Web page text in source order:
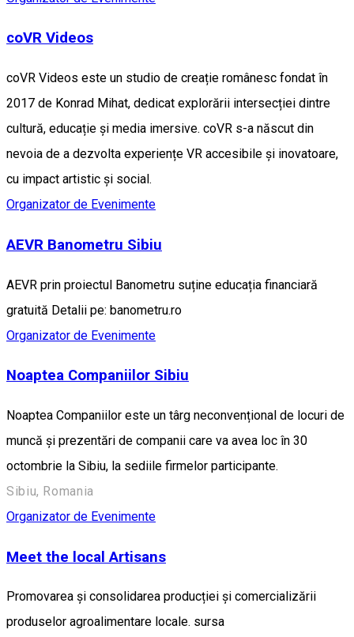
coVR Videos
coVR Videos este un studio de creație românesc fondat în
2017 de Konrad Mihat, dedicat explorării intersecției dintre
cultură, educație și media imersive. coVR s-a născut din
nevoia de a dezvolta experiențe VR accesibile și inovatoare,
cu impact artistic și social.
Organizator de Evenimente
AEVR Banometru Sibiu
AEVR prin proiectul Banometru suține educația financiară
gratuită Detalii pe: banometru.ro
Organizator de Evenimente
Noaptea Companiilor Sibiu
Noaptea Companiilor este un târg neconvențional de locuri de
muncă și prezentări de companii care va avea loc în 30
octombrie la Sibiu, la sediile firmelor participante.
Sibiu, Romania
Organizator de Evenimente
Meet the local Artisans
Promovarea și consolidarea producției și comercializării
produselor agroalimentare locale. sursa